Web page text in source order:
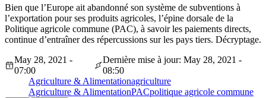
Bien que l’Europe ait abandonné son système de subventions à
l’exportation pour ses produits agricoles, l’épine dorsale de la
Politique agricole commune (PAC), à savoir les paiements directs,
continue d’entraîner des répercussions sur les pays tiers. Décryptage.
May 28, 2021 -
07:00
Dernière mise à jour: May 28, 2021 -
08:50
Agriculture & Alimentationagriculture
Agriculture & AlimentationPACpolitique agricole commune